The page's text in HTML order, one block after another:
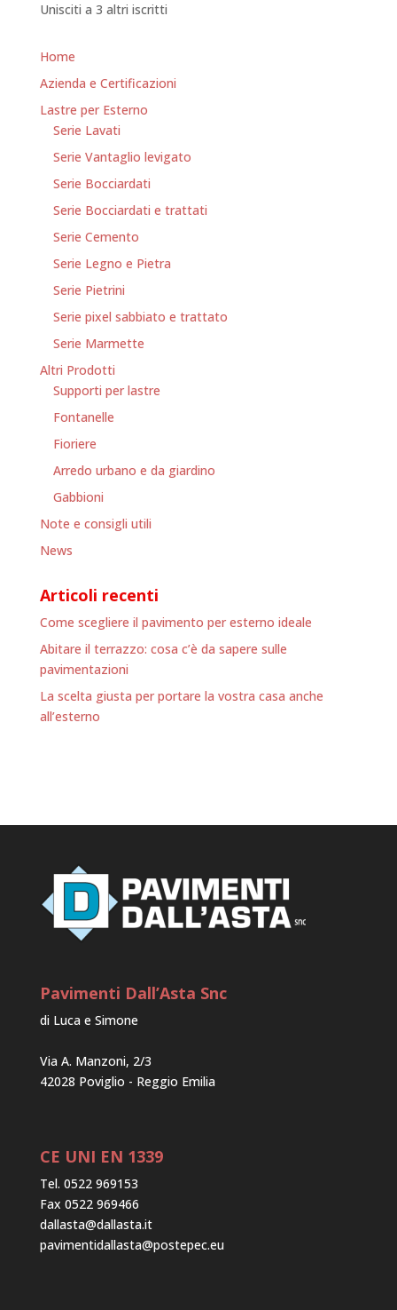
Unisciti a 3 altri iscritti
Home
Azienda e Certificazioni
Lastre per Esterno
Serie Lavati
Serie Vantaglio levigato
Serie Bocciardati
Serie Bocciardati e trattati
Serie Cemento
Serie Legno e Pietra
Serie Pietrini
Serie pixel sabbiato e trattato
Serie Marmette
Altri Prodotti
Supporti per lastre
Fontanelle
Fioriere
Arredo urbano e da giardino
Gabbioni
Note e consigli utili
News
Articoli recenti
Come scegliere il pavimento per esterno ideale
Abitare il terrazzo: cosa c’è da sapere sulle
pavimentazioni
La scelta giusta per portare la vostra casa anche
all’esterno
Pavimenti Dall’Asta Snc
di Luca e Simone
Via A. Manzoni, 2/3
42028 Poviglio - Reggio Emilia
CE UNI EN 1339
Tel. 0522 969153
Fax 0522 969466
dallasta@dallasta.it
pavimentidallasta@postepec.eu